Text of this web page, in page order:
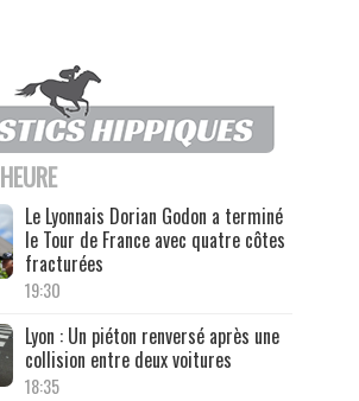
Le Lyonnais Dorian Godon a terminé
le Tour de France avec quatre côtes
fracturées
19:30
Lyon : Un piéton renversé après une
collision entre deux voitures
18:35